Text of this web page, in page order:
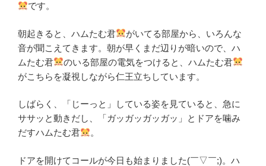
です。
朝起きると、ハムたむ君
がいてる部屋から、いろんな
音が聞こえてきます。朝が早くまだ辺りが暗いので、ハ
ムたむ君
のいる部屋の電気をつけると、ハムたむ君
がこちらを凝視しながら仁王立ちしています。
しばらく、「じーっと」している姿を見ていると、急に
ササッと動きだし、「ガッガッガッガッ」とドアを噛み
だすハムたむ君
。
ドアを開けてコールが今日も始まりました(￣▽￣;)。ハ